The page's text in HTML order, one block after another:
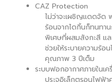
CAZ Protection
ไม่ว่าจะเผชิญแดดจัด
ร้อนจากไดกิ้นก็ทนทา
พิเศษที่ผสมสังกะสี แ
ช่วยให้ระบายความร้
คุณภาพ 3 ปีเต็ม
ระบบฟอกอากาศภายในเ
ประจุอิเล็กตรอนไฟฟ้า